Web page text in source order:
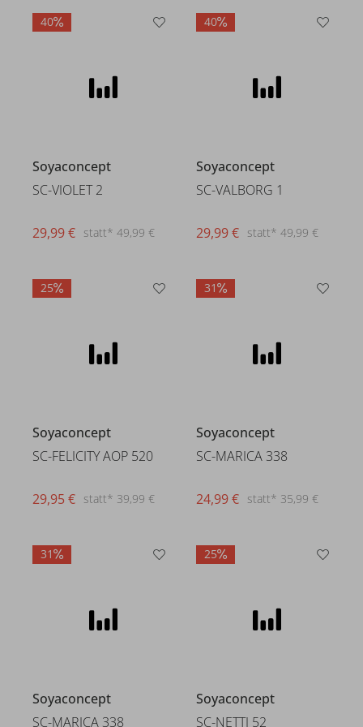
40
Soyaconcept
SC-VIOLET 2
statt* 49,99 €
29,99 €
40
Soyaconcept
SC-VALBORG 1
statt* 49,99 €
29,99 €
25
Soyaconcept
SC-FELICITY AOP 520
statt* 39,99 €
29,95 €
31
Soyaconcept
SC-MARICA 338
statt* 35,99 €
24,99 €
31
Soyaconcept
SC-MARICA 338
25
Soyaconcept
SC-NETTI 52